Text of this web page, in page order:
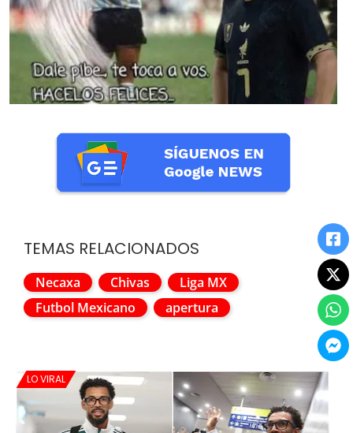
TEMAS RELACIONADOS
Necaxa Chivas
Liga MX
Futbol Mexicano
apertura
LO VIRAL